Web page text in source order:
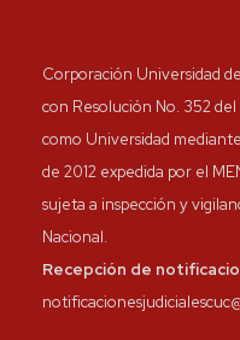
Corporación Universidad
con Resolución No. 352
como Universidad
de 2012 expedida por el
sujeta a inspección y
Nacional.
Recepción de